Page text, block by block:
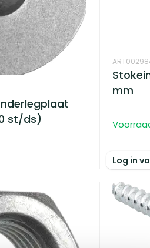
st/ds)
mm
Log in